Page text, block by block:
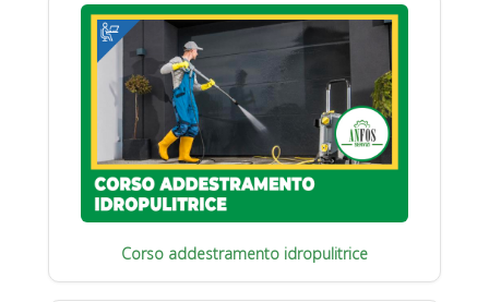
Corso addestramento idropulitrice